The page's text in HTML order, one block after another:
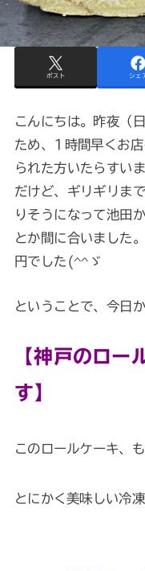
ポスト シェ
こんにちは。昨夜（
ため、1時間早くお
られた方いたらすい
だけど、ギリギリま
りそうになって池田
とか間に合いました
円でした(^^ゞ
ということで、今日
【神戸のロー
す】
このロールケーキ、
とにかく美味しい冷